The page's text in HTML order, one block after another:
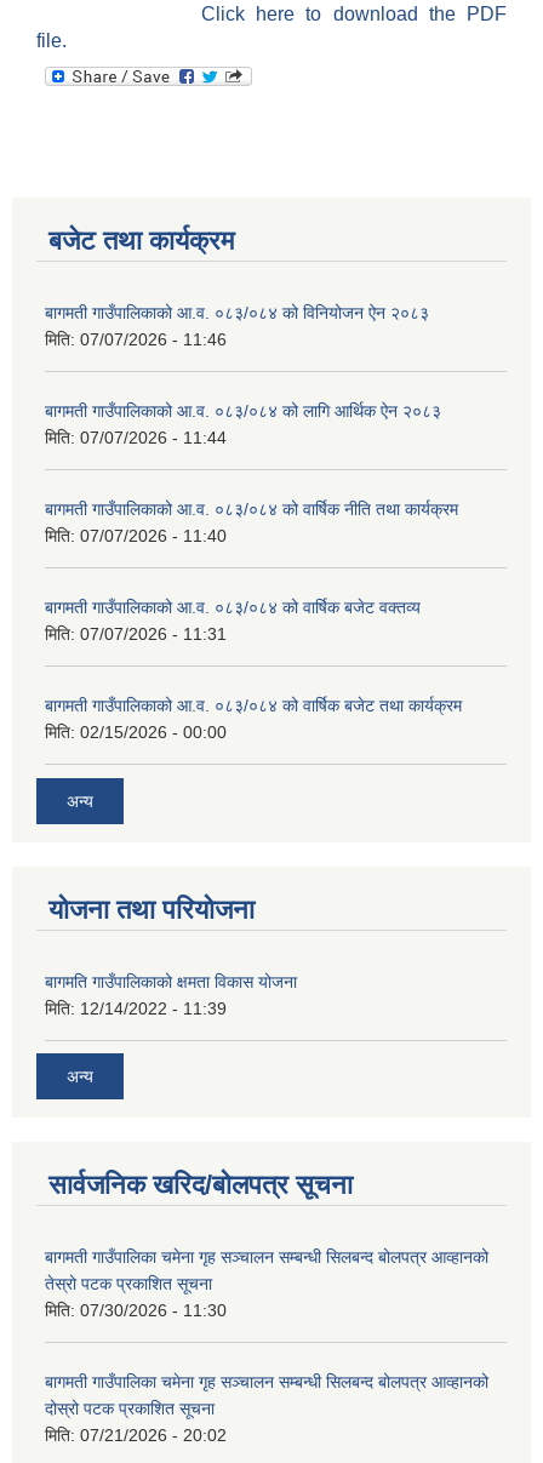
Click here to download the PDF
file.
बजेट तथा कार्यक्रम
बागमती गाउँपालिकाको आ.व. ०८३/०८४ को विनियोजन ऐन २०८३
मिति: 07/07/2026 - 11:46
बागमती गाउँपालिकाको आ.व. ०८३/०८४ को लागि आर्थिक ऐन २०८३
मिति: 07/07/2026 - 11:44
बागमती गाउँपालिकाको आ.व. ०८३/०८४ को वार्षिक नीति तथा कार्यक्रम
मिति: 07/07/2026 - 11:40
बागमती गाउँपालिकाको आ.व. ०८३/०८४ को वार्षिक बजेट वक्तव्य
मिति: 07/07/2026 - 11:31
बागमती गाउँपालिकाको आ.व. ०८३/०८४ को वार्षिक बजेट तथा कार्यक्रम
मिति: 02/15/2026 - 00:00
अन्य
योजना तथा परियोजना
बागमति गाउँपालिकाको क्षमता विकास योजना
मिति: 12/14/2022 - 11:39
अन्य
सार्वजनिक खरिद/बोलपत्र सूचना
बागमती गाउँपालिका चमेना गृह सञ्चालन सम्बन्धी सिलबन्द बोलपत्र आव्हानको
तेस्रो पटक प्रकाशित सूचना
मिति: 07/30/2026 - 11:30
बागमती गाउँपालिका चमेना गृह सञ्चालन सम्बन्धी सिलबन्द बोलपत्र आव्हानको
दोस्रो पटक प्रकाशित सूचना
मिति: 07/21/2026 - 20:02